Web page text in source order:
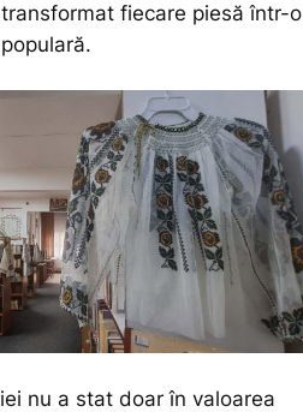
fiecare piesă într-o
nu a stat doar în valoarea